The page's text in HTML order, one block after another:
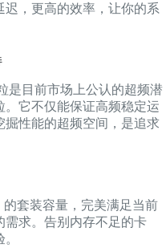
，更高的效率，让你的系
是目前市场上公认的超频潜
它不仅能保证高频稳定运
性能的超频空间，是追求
的套装容量，完美满足当前
需求。告别内存不足的卡